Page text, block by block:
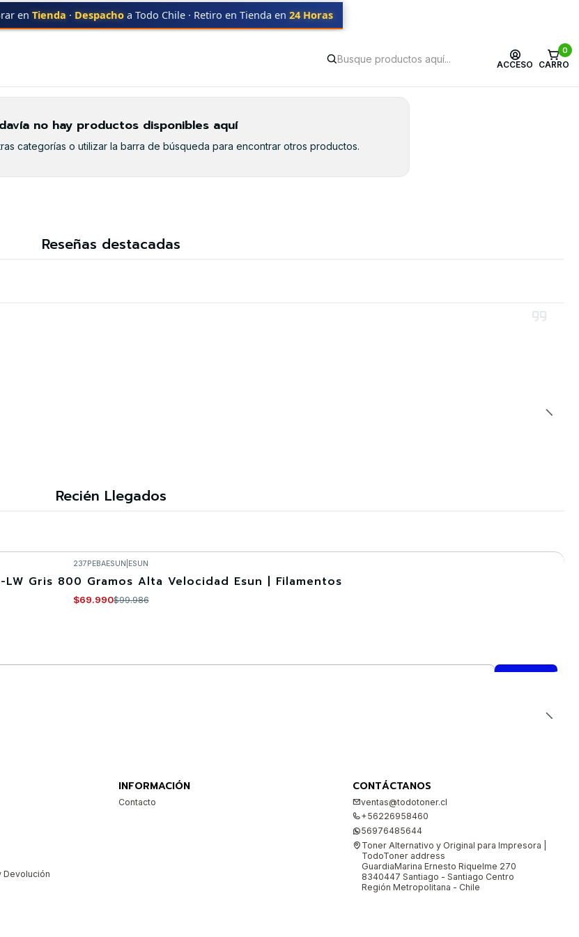
ACCESO
0
CARRO
en Tienda · Despacho a Todo Chile · Retiro en Tienda en 24 Horas
507A BLACK
no hay productos disponibles aquí
categorías o utilizar la barra de búsqueda para encontrar otros productos.
Reseñas destacadas
Recién Llegados
237PEBAESUN ESUN
LW Gris 800 Gramos Alta Velocidad Esun | Filamentos
$69.990$99.986
Devolución
INFORMACIÓN
Contacto
CONTÁCTANOS
ventas@todotoner.cl
+56226958460
56976485644
Toner Alternativo y Original para Impresora |
TodoToner address
GuardiaMarina Ernesto Riquelme 270
8340447 Santiago - Santiago Centro
Región Metropolitana - Chile